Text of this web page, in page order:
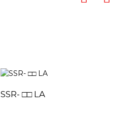
SSR- □□ LA